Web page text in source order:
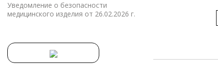
Уведомление о безопасности
медицинского изделия от 26.02.2026 г.